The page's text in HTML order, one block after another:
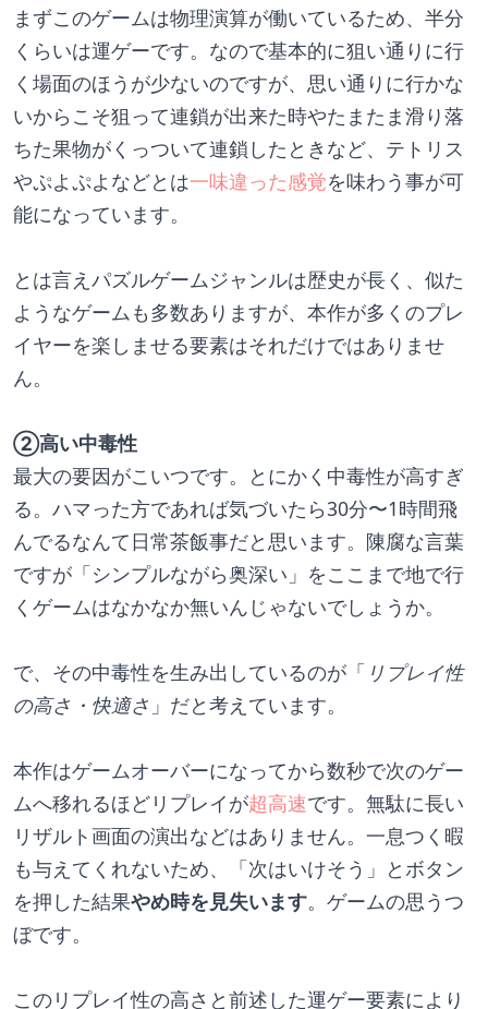
まずこのゲームは物理演算が働いているため、半分
くらいは運ゲーです。なので基本的に狙い通りに行
く場面のほうが少ないのですが、思い通りに行かな
いからこそ狙って連鎖が出来た時やたまたま滑り落
ちた果物がくっついて連鎖したときなど、テトリス
やぷよぷよなどとは一味違った感覚を味わう事が可
能になっています。
とは言えパズルゲームジャンルは歴史が長く、似た
ようなゲームも多数ありますが、本作が多くのプレ
イヤーを楽しませる要素はそれだけではありませ
ん。
②高い中毒性
最大の要因がこいつです。とにかく中毒性が高すぎ
る。ハマった方であれば気づいたら30分〜1時間飛
んでるなんて日常茶飯事だと思います。陳腐な言葉
ですが「シンプルながら奥深い」をここまで地で行
くゲームはなかなか無いんじゃないでしょうか。
で、その中毒性を生み出しているのが「 リプレイ性
の高さ・快適さ 」だと考えています。
本作はゲームオーバーになってから数秒で次のゲー
ムへ移れるほどリプレイが超高速です。無駄に長い
リザルト画面の演出などはありません。一息つく暇
も与えてくれないため、「次はいけそう」とボタン
を押した結果やめ時を見失います。ゲームの思うつ
ぼです。
このリプレイ性の高さと前述した運ゲー要素により